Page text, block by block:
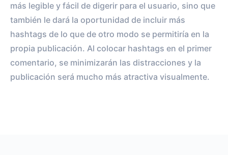
más legible y fácil de digerir para el usuario, sino que
también le dará la oportunidad de incluir más
hashtags de lo que de otro modo se permitiría en la
propia publicación. Al colocar hashtags en el primer
comentario, se minimizarán las distracciones y la
publicación será mucho más atractiva visualmente.